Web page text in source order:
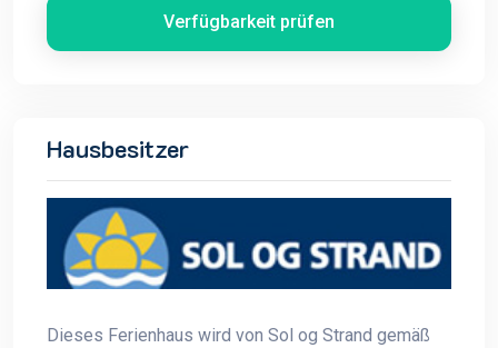
Verfügbarkeit prüfen
Hausbesitzer
Dieses Ferienhaus wird von Sol og Strand gemäß